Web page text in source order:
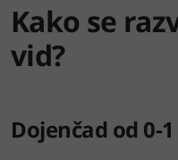
Kako se
vid?
Dojenčad od 0-